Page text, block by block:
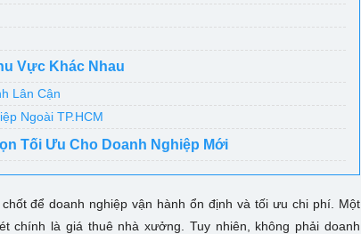
Vực Khác Nhau
Lân Cận
Ngoài TP.HCM
Tối Ưu Cho Doanh Nghiệp Mới
để doanh nghiệp vận hành ổn định và tối ưu chi phí. Một
chính là giá thuê nhà xưởng. Tuy nhiên, không phải doanh